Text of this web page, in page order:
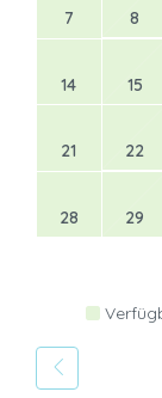
7 8
14 15
21 22
28 29